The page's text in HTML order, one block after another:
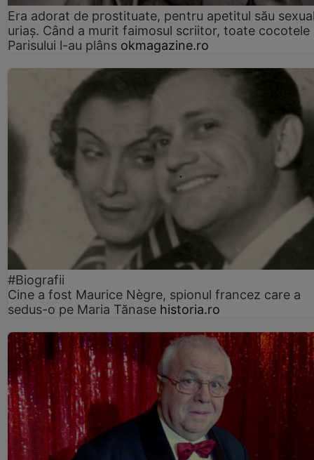
Era adorat de prostituate, pentru apetitul său
uriaș. Când a murit faimosul scriitor, toate cocotele
Parisului l-au plâns okmagazine.ro
#Biografii
Cine a fost Maurice Nègre, spionul francez care a
sedus-o pe Maria Tănase historia.ro